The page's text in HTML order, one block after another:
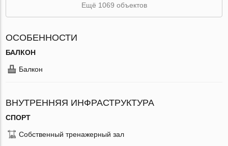
Ещё 1069 объектов
ОСОБЕННОСТИ
БАЛКОН
Балкон
ВНУТРЕННЯЯ ИНФРАСТРУКТУРА
СПОРТ
Собственный тренажерный зал